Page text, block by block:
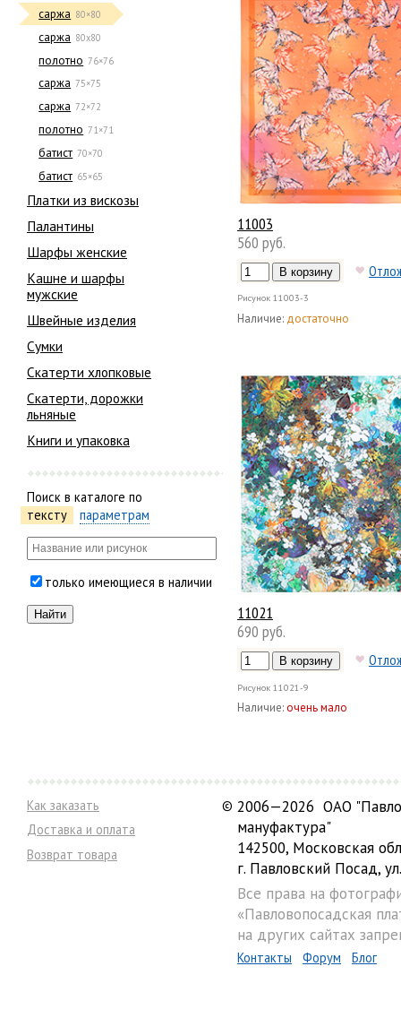
саржа 80×80
саржа 80х80
полотно 76×76
саржа 75×75
саржа 72×72
полотно 71×71
батист 70×70
батист 65×65
Платки из вискозы
Палантины
Шарфы женские
Кашне и шарфы
мужские
Швейные изделия
Сумки
Скатерти хлопковые
Скатерти, дорожки
льняные
Книги и упаковка
Поиск в каталоге по
тексту
параметрам
только имеющиеся в наличии
11003
560 руб.
Рисунок 11003-3
Наличие: достаточно
11021
690 руб.
Рисунок 11021-9
Наличие:очень мало
Как заказать
Доставка и оплата
Возврат товара
© 2006—2026 ОАО
мануфактура"
142500, Московская
г. Павловский Посад,
Все права на
«Павловопосадская
на других сайтах
Контакты Форум Блог